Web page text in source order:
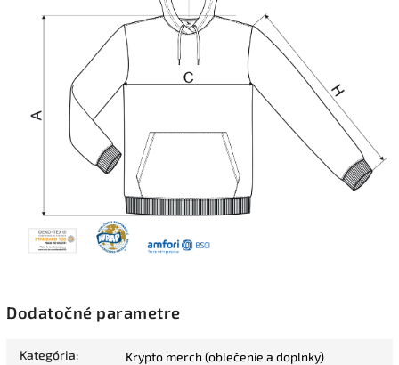
Dodatočné parametre
Kategória: Krypto merch (oblečenie a doplnky)